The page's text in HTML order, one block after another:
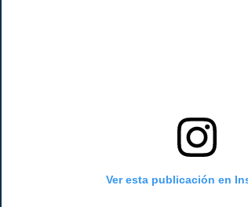
Ver esta publicación en